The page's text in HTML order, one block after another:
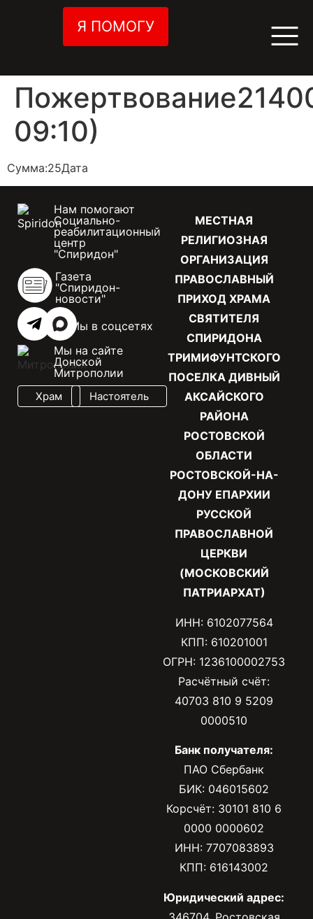
Я ПОМОГУ
09:10)
Сумма:25Дата
МЕСТНАЯ
РЕЛИГИОЗНАЯ
ОРГАНИЗАЦИЯ
ПРАВОСЛАВНЫЙ
ПРИХОД ХРАМА
СВЯТИТЕЛЯ
СПИРИДОНА
ТРИМИФУНТСКОГО
ПОСЕЛКА ДИВНЫЙ
АКСАЙСКОГО
РАЙОНА
РОСТОВСКОЙ
ОБЛАСТИ
РОСТОВСКОЙ-НА-
ДОНУ ЕПАРХИИ
РУССКОЙ
ПРАВОСЛАВНОЙ
ЦЕРКВИ
(МОСКОВСКИЙ
ПАТРИАРХАТ)
ИНН: 6102077564
КПП: 610201001
ОГРН: 1236100002753
Расчётный счёт:
40703 810 9 5209
0000510
Банк получателя:
ПАО Сбербанк
БИК: 046015602
Корсчёт: 30101 810 6
0000 0000602
ИНН: 7707083893
КПП: 616143002
Юридический адрес:
Нам помогают
Социально-
реабилитационный
центр
"Спиридон"
Газета
"Спиридон-
новости"
Мы в соцсетях
Мы на сайте
Донской
Митрополии
Храм Настоятель